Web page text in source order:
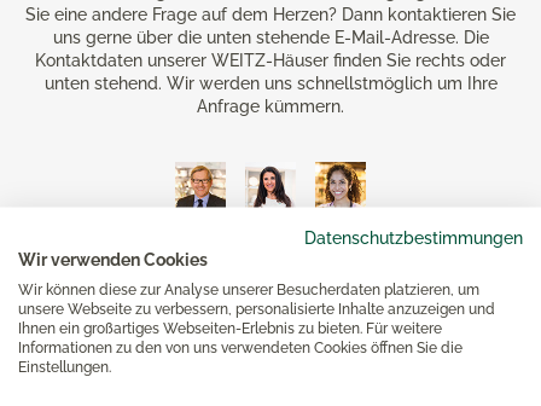
Datenschutzbestimmungen
Wir verwenden Cookies
Wir können diese zur Analyse unserer Besucherdaten platzieren, um
unsere Webseite zu verbessern, personalisierte Inhalte anzuzeigen und
Ihnen ein großartiges Webseiten-Erlebnis zu bieten. Für weitere
Informationen zu den von uns verwendeten Cookies öffnen Sie die
Einstellungen.
Sie eine andere Frage auf dem Herzen? Dann kontaktieren Sie
uns gerne über die unten stehende E-Mail-Adresse. Die
Kontaktdaten unserer WEITZ-Häuser finden Sie rechts oder
unten stehend. Wir werden uns schnellstmöglich um Ihre
Anfrage kümmern.
online-buero@weitz-porzellan.de